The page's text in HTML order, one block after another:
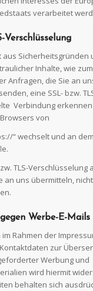
verarbeitet
Verschlüsselung
aus Sicherheitsgründen
Inhalte, wie
Anfragen, die Sie an
eine SSL- bzw.
Verbindung
von
“ wechselt und an
TLS-Verschlüsselung
an uns übermitteln,
Werbe-E-Mails
im Rahmen der
zur
Werbung und
wird hiermit
behalten sich